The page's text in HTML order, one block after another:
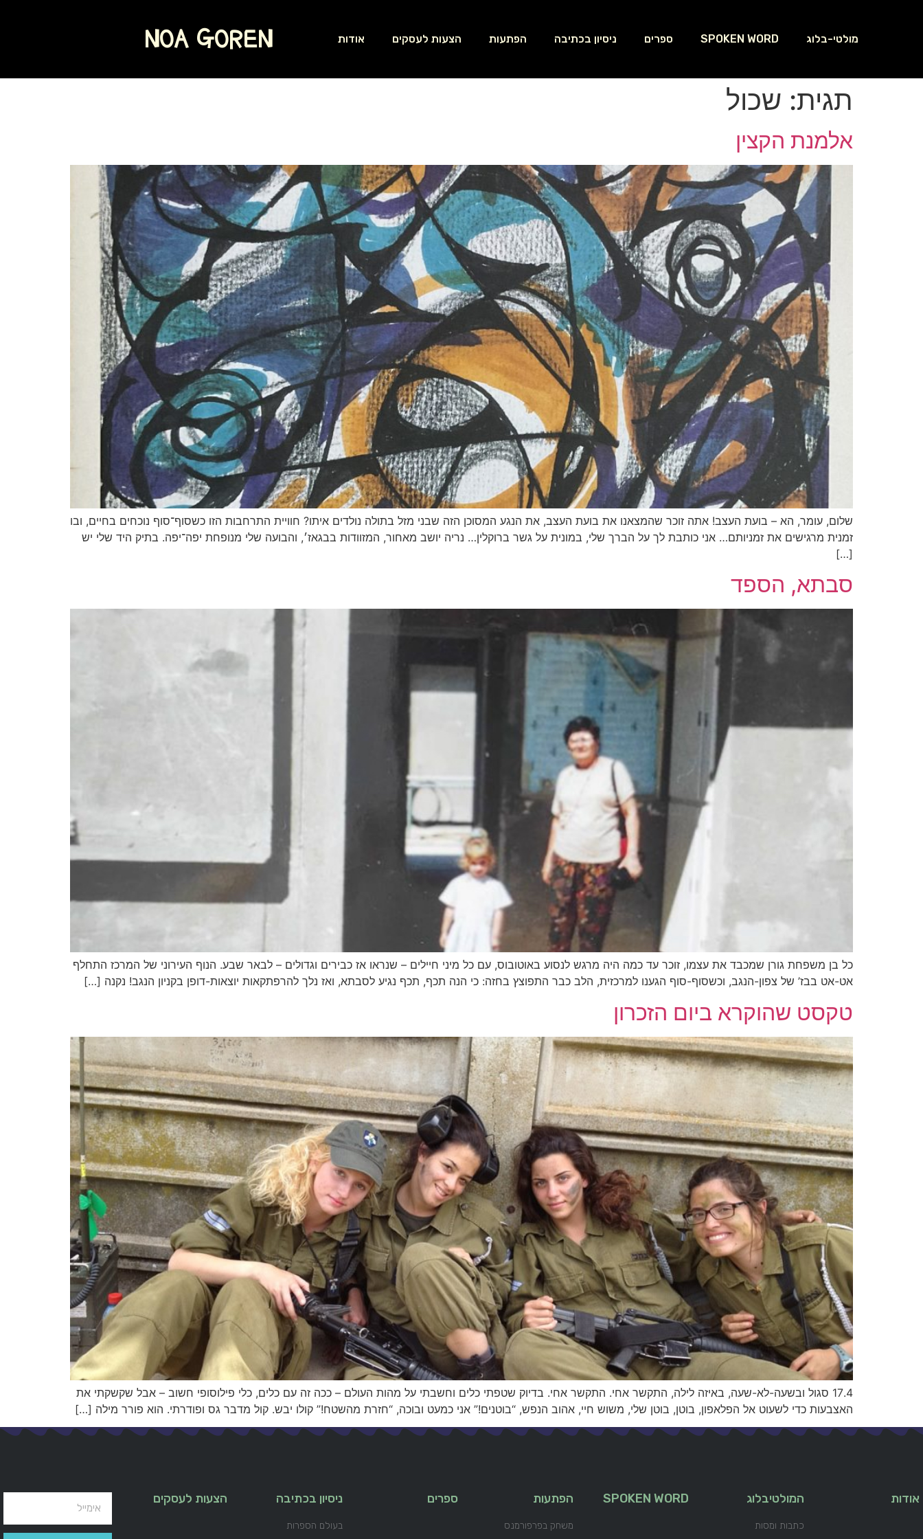
מולטי-בלוג SPOKEN WORD ספרים ניסיון בכתיבה הפתעות הצעות לעסקים אודות NOA GOREN
תגית: שכול
אלמנת הקצין
שלום, עומר, הא – בועת העצב! אתה זוכר שהמצאנו את בועת העצב, את הנגע המסוכן הזה שבני מזל בתולה נולדים איתו? חוויית התרחבות הזו כשסוף־סוף נוכחים בחיים, ובו
זמנית מרגישים את זמניותם… אני כותבת לך על הברך שלי, במונית על גשר ברוקלין… נריה יושב מאחור, המזוודות בבגאז׳, והבועה שלי מנופחת יפה־יפה. בתיק היד שלי יש
[…]
סבתא, הספד
כל בן משפחת גורן שמכבד את עצמו, זוכר עד כמה היה מרגש לנסוע באוטובוס, עם כל מיני חיילים – שנראו אז כבירים וגדולים – לבאר שבע. הנוף העירוני של המרכז התחלף
אט-אט בבז’ של צפון-הנגב, וכשסוף-סוף הגענו למרכזית, הלב כבר התפוצץ בחזה: כי הנה תכף, תכף נגיע לסבתא, ואז נלך להרפתקאות יוצאות-דופן בקניון הנגב! נקנה […]
טקסט שהוקרא ביום הזכרון
17.4 סגול ובשעה-לא-שעה, באיזה לילה, התקשר אחי. התקשר אחי. בדיוק שטפתי כלים וחשבתי על מהות העולם – ככה זה עם כלים, כלי פילוסופי חשוב – אבל שקשקתי את
האצבעות כדי לשעוט אל הפלאפון, בוטן, בוטן שלי, משוש חיי, אהוב הנפש, “בוטנים!” אני כמעט ובוכה, “חזרת מהשטח!” קולו יבש. קול מדבר גס ופודרתי. הוא פורר מילה […]
אודות המולטיבלוג
כתבות ומסות
SPOKEN WORD הפתעות
משחק בפרפורמנס
ספרים ניסיון בכתיבה
בעולם הספרות
הצעות לעסקים